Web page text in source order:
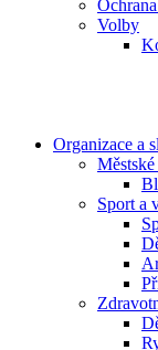
Volby
Organizace a
Sport a